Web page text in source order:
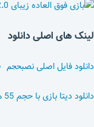
لینک های اصلی دانلود
دانلود فایل اصلی نصبحجم فایل
دانلود دیتا بازی با حجم 55 مگابایت